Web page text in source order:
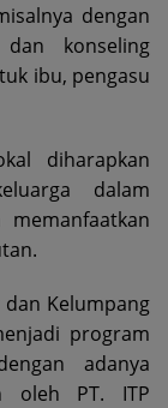
dengan
konseling
ibu, pengasu
diharapkan
dalam
Kelumpang
program
adanya
oleh PT. ITP